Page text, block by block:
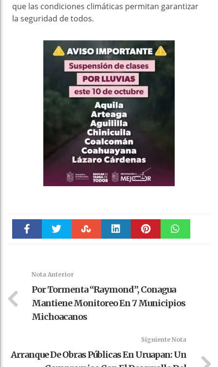
que las condiciones climáticas permitan garantizar
la seguridad de todos.
Nota Anterior
Por Tormenta “Raymond”, Conagua
Mantiene Monitoreo En 7 Municipios
Michoacanos
Siguiente Nota
Arranque De Obras Públicas En Uruapan: Un